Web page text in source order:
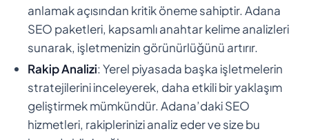
anlamak açısından kritik öneme sahiptir. Adana
SEO paketleri, kapsamlı anahtar kelime analizleri
sunarak, işletmenizin görünürlüğünü artırır.
Rakip Analizi: Yerel piyasada başka işletmelerin
stratejilerini inceleyerek, daha etkili bir yaklaşım
geliştirmek mümkündür. Adana’daki SEO
hizmetleri, rakiplerinizi analiz eder ve size bu